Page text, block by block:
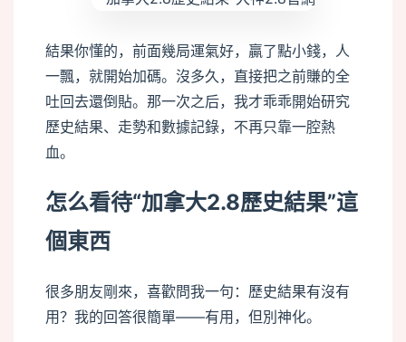
結果你懂的，前面幾局運氣好，贏了點小錢，人
一飄，就開始加碼。沒多久，直接把之前賺的全
吐回去還倒貼。那一次之后，我才乖乖開始研究
歷史結果、走勢和數據記錄，不再只靠一腔熱
血。
怎么看待“加拿大2.8歷史結果”這
個東西
很多朋友剛來，喜歡問我一句：歷史結果有沒有
用？我的回答很簡單——有用，但別神化。